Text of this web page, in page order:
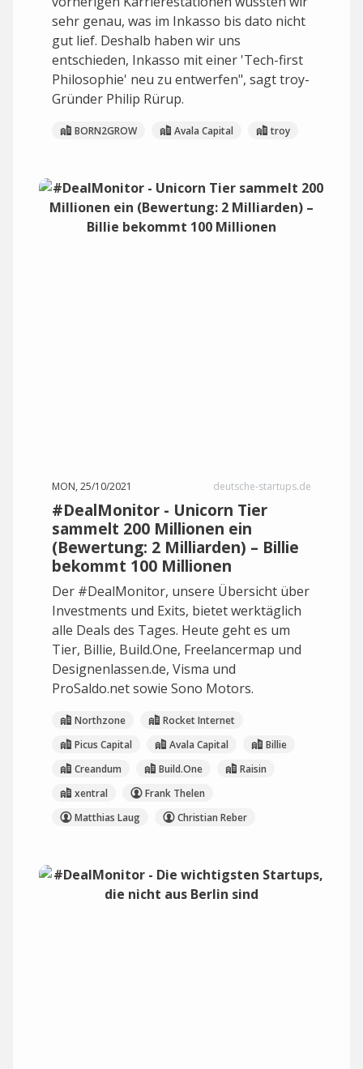
sehr genau, was im Inkasso bis dato nicht
gut lief. Deshalb haben wir uns
entschieden, Inkasso mit einer 'Tech-first
Philosophie' neu zu entwerfen", sagt troy-
Gründer Philip Rürup.
BORN2GROW Avala Capital troy
MON, 25/10/2021 deutsche-startups.de
#DealMonitor - Unicorn Tier
sammelt 200 Millionen ein
(Bewertung: 2 Milliarden) – Billie
bekommt 100 Millionen
Der #DealMonitor, unsere Übersicht über
Investments und Exits, bietet werktäglich
alle Deals des Tages. Heute geht es um
Tier, Billie, Build.One, Freelancermap und
Designenlassen.de, Visma und
ProSaldo.net sowie Sono Motors.
Northzone
Rocket Internet
Picus Capital
Avala Capital
Billie
Creandum
Build.One
Raisin
xentral
Frank Thelen
Matthias Laug
Christian Reber